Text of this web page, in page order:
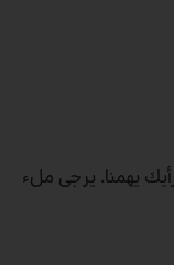
يهمنا. يرجى ملء